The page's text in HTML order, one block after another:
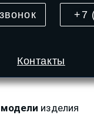
+7
Контакты
изделия